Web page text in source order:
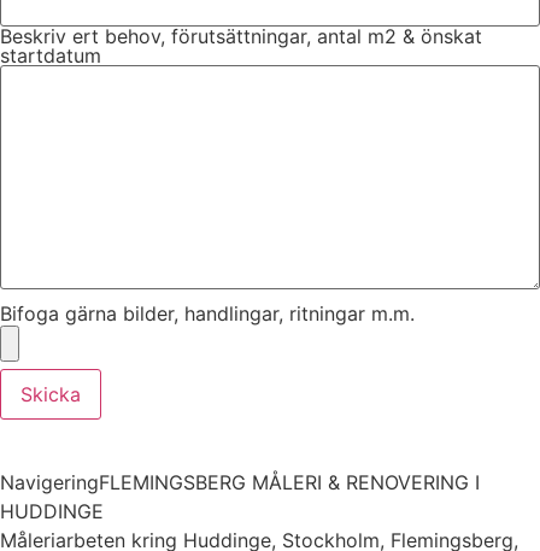
Beskriv ert behov, förutsättningar, antal m2 & önskat
startdatum
Bifoga gärna bilder, handlingar, ritningar m.m.
Skicka
NavigeringFLEMINGSBERG MÅLERI & RENOVERING I
HUDDINGE
Måleriarbeten kring Huddinge, Stockholm, Flemingsberg,